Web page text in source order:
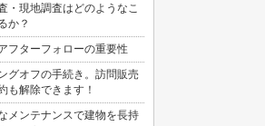
のお客様より、外壁塗装・
水工事の御見積依頼を頂きま
川区のお客様より、外壁その
・現地調査はどのようなこ
か？
フターフォローの重要性
グオフの手続き。訪問販売
も解除できます！
メンテナンスで建物を長持